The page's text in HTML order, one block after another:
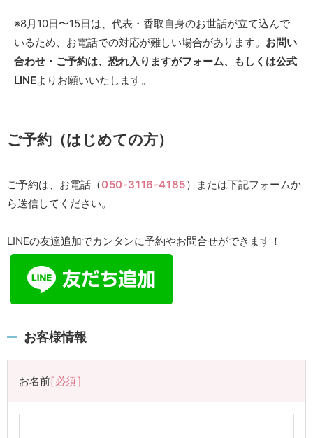
※8月10日〜15日は、代表・香取自身のお世話が立て込んで
いるため、お電話での対応が難しい場合があります。 お問い
合わせ・ご予約は、恐れ入りますがフォーム、もしくは公式
LINEよりお願いいたします。
ご予約（はじめての方）
ご予約は、お電話（050-3116-4185）または下記フォームか
ら送信してください。
LINEの友達追加でカンタンに予約やお問合せができます！
お客様情報
お名前 必須